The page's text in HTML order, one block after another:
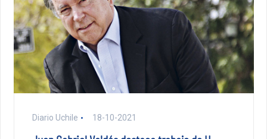
Diario Uchile 18-10-2021